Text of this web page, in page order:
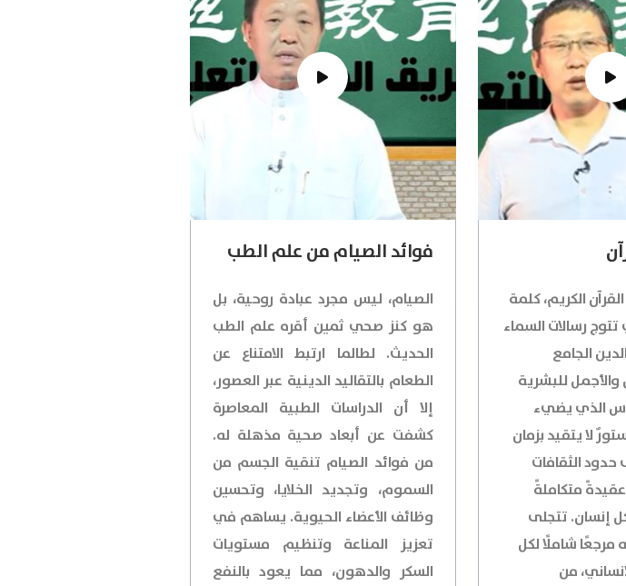
الكريم، كلمة
تتوج رسالات السماء
الجامع
والأجمل للبشرية
الذي يضيء
لا يتقيد بزمان
الثقافات
متكاملةً
إنسان. تتجلى
شاملًا لكل
من
فوائد الصيام من علم الطب
الصيام، ليس مجرد عبادة روحية، بل
هو كنز صحي ثمين أقره علم الطب
الحديث. لطالما ارتبط الامتناع عن
الطعام بالتقاليد الدينية عبر العصور،
إلا أن الدراسات الطبية المعاصرة
كشفت عن أبعاد صحية مذهلة له.
من فوائد الصيام تنقية الجسم من
السموم، وتجديد الخلايا، وتحسين
وظائف الأعضاء الحيوية. يساهم في
تعزيز المناعة وتنظيم مستويات
السكر والدهون، مما يعود بالنفع